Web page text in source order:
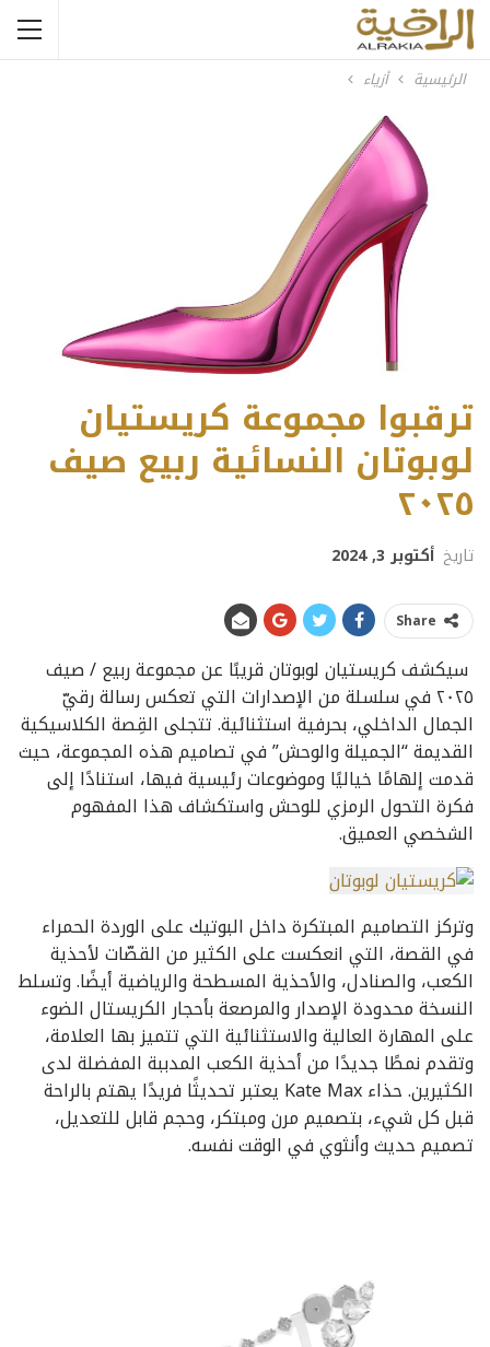
الرئيسية أزياء
ترقبوا مجموعة كريستيان
لوبوتان النسائية ربيع صيف
٢٠٢٥
تاريخ أكتوبر 3, 2024
Share
سيكشف كريستيان لوبوتان قريبًا عن مجموعة ربيع / صيف
٢٠٢٥ في سلسلة من الإصدارات التي تعكس رسالة رقيّ
الجمال الداخلي، بحرفية استثنائية. تتجلى القِصة الكلاسيكية
القديمة “الجميلة والوحش” في تصاميم هذه المجموعة، حيث
قدمت إلهامًا خياليًا وموضوعات رئيسية فيها، استنادًا إلى
فكرة التحول الرمزي للوحش واستكشاف هذا المفهوم
الشخصي العميق.
وتركز التصاميم المبتكرة داخل البوتيك على الوردة الحمراء
في القصة، التي انعكست على الكثير من القصّات لأحذية
الكعب، والصنادل، والأحذية المسطحة والرياضية أيضًا. وتسلط
النسخة محدودة الإصدار والمرصعة بأحجار الكريستال الضوء
على المهارة العالية والاستثنائية التي تتميز بها العلامة،
وتقدم نمطًا جديدًا من أحذية الكعب المدببة المفضلة لدى
الكثيرين. حذاء Kate Max يعتبر تحديثًا فريدًا يهتم بالراحة
قبل كل شيء، بتصميم مرن ومبتكر، وحجم قابل للتعديل،
تصميم حديث وأنثوي في الوقت نفسه.